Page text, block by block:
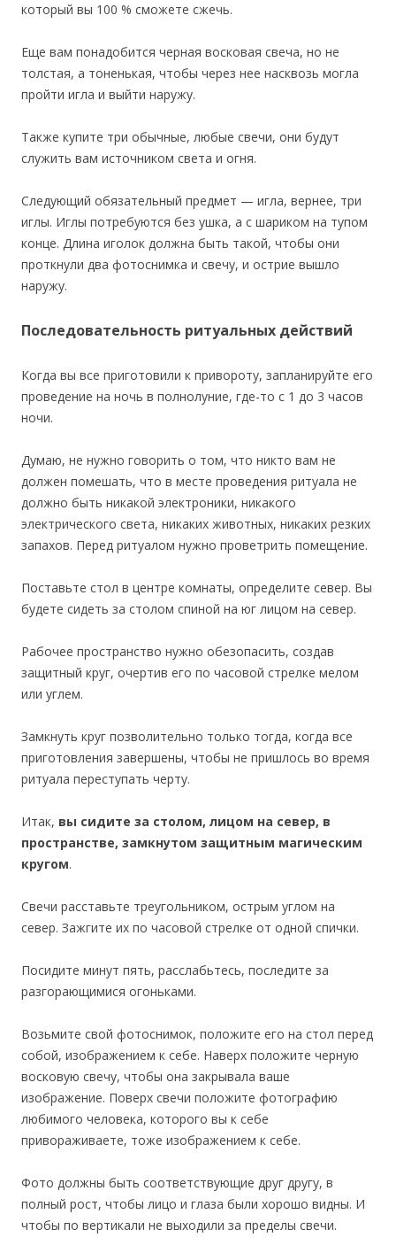
который вы 100 % сможете сжечь.
Еще вам понадобится черная восковая свеча, но не
толстая, а тоненькая, чтобы через нее насквозь могла
пройти игла и выйти наружу.
Также купите три обычные, любые свечи, они будут
служить вам источником света и огня.
Следующий обязательный предмет — игла, вернее, три
иглы. Иглы потребуются без ушка, а с шариком на тупом
конце. Длина иголок должна быть такой, чтобы они
проткнули два фотоснимка и свечу, и острие вышло
наружу.
Последовательность ритуальных действий
Когда вы все приготовили к привороту, запланируйте его
проведение на ночь в полнолуние, где-то с 1 до 3 часов
ночи.
Думаю, не нужно говорить о том, что никто вам не
должен помешать, что в месте проведения ритуала не
должно быть никакой электроники, никакого
электрического света, никаких животных, никаких резких
запахов. Перед ритуалом нужно проветрить помещение.
Поставьте стол в центре комнаты, определите север. Вы
будете сидеть за столом спиной на юг лицом на север.
Рабочее пространство нужно обезопасить, создав
защитный круг, очертив его по часовой стрелке мелом
или углем.
Замкнуть круг позволительно только тогда, когда все
приготовления завершены, чтобы не пришлось во время
ритуала переступать черту.
Итак, вы сидите за столом, лицом на север, в
пространстве, замкнутом защитным магическим
кругом.
Свечи расставьте треугольником, острым углом на
север. Зажгите их по часовой стрелке от одной спички.
Посидите минут пять, расслабьтесь, последите за
разгорающимися огоньками.
Возьмите свой фотоснимок, положите его на стол перед
собой, изображением к себе. Наверх положите черную
восковую свечу, чтобы она закрывала ваше
изображение. Поверх свечи положите фотографию
любимого человека, которого вы к себе
привораживаете, тоже изображением к себе.
Фото должны быть соответствующие друг другу, в
полный рост, чтобы лицо и глаза были хорошо видны. И
чтобы по вертикали не выходили за пределы свечи.